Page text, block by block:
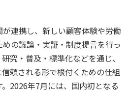
連携し、新しい顧客体験や労働
の議論・実証・制度提言を行っ
究・普及・標準化などを通じ、
頼される形で根付くための仕組
2026年7月には、国内初となる